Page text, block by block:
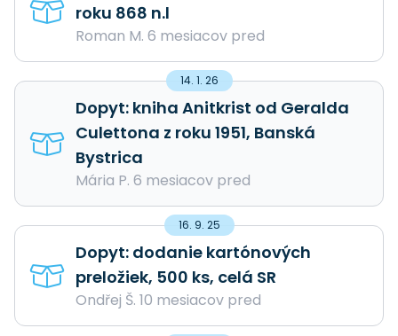
roku 868 n.l
Roman M. 6 mesiacov pred
14. 1. 26
Dopyt: kniha Anitkrist od Geralda
Culettona z roku 1951, Banská
Bystrica
Mária P. 6 mesiacov pred
16. 9. 25
Dopyt: dodanie kartónových
preložiek, 500 ks, celá SR
Ondřej Š. 10 mesiacov pred